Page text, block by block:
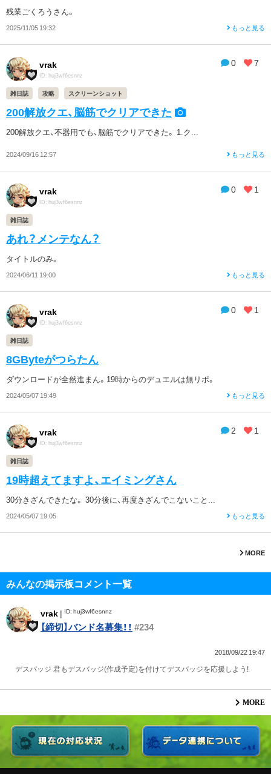
残業ごくろうさん。
2025/11/05 19:32 もっと見る
0 7
vrak
ID: huj3wf6esnnz
雑日誌 攻略 スクリーンショット
200解放クエ、脳筋でクリアできた
200解放クエ、不器用でも、脳筋でクリアできた。 1.ク...
2024/09/16 12:57 もっと見る
0 1
vrak
ID: huj3wf6esnnz
雑日誌
あれ？メンテなん？
タイトルのみ。
2024/06/11 19:00 もっと見る
0 1
vrak
ID: huj3wf6esnnz
雑日誌
8GByteがつらたん
ダウンロードが全然進まん。19時からのデュエルは無リポ。
2024/05/07 19:49 もっと見る
2 1
vrak
ID: huj3wf6esnnz
雑日誌
19時超えてますよ、エイミングさん
30分きざんできたな。 30分後に、再度きざんでこないこと...
2024/05/07 19:05 もっと見る
MORE
みんなの掲示板コメント一覧
vrak | ID: huj3wf6esnnz
【締切】バンド名募集！！ #234
2018/09/22 19:47
デスバッジ 君もデスバッジ(作成予定)を付けてデスバッジを応援しよう!
MORE